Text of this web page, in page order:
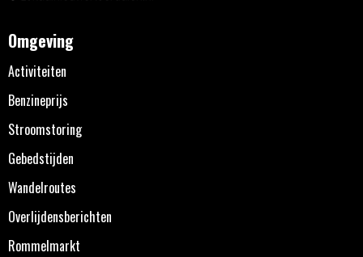
Omgeving
Activiteiten
Benzineprijs
Stroomstoring
Gebedstijden
Wandelroutes
Overlijdensberichten
Rommelmarkt